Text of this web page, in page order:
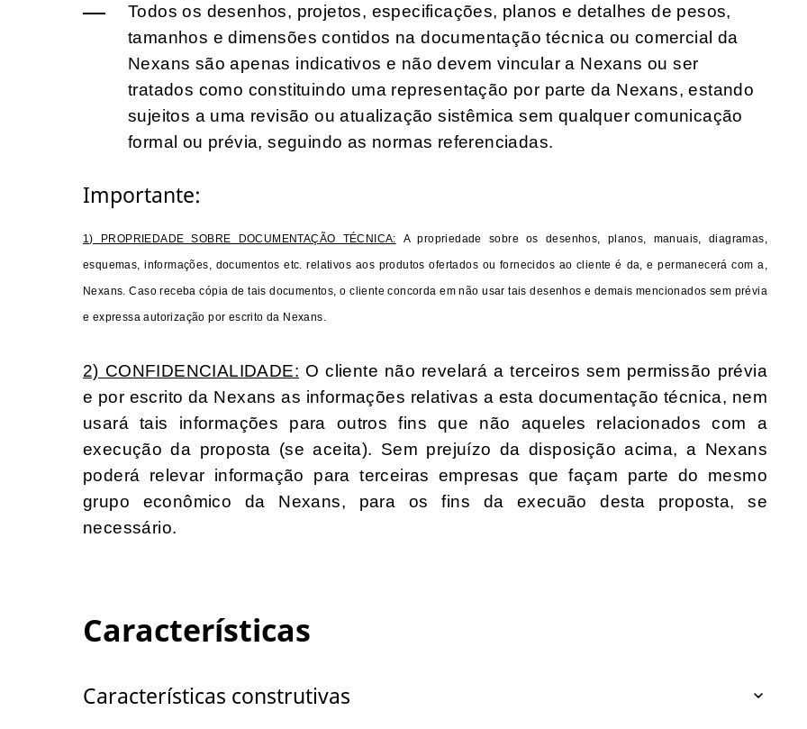
Todos os desenhos, projetos, especificações, planos e detalhes de pesos,
tamanhos e dimensões contidos na documentação técnica ou comercial da
Nexans são apenas indicativos e não devem vincular a Nexans ou ser
tratados como constituindo uma representação por parte da Nexans, estando
sujeitos a uma revisão ou atualização sistêmica sem qualquer comunicação
formal ou prévia, seguindo as normas referenciadas.
Importante:
1) PROPRIEDADE SOBRE DOCUMENTAÇÃO TÉCNICA: A propriedade sobre os desenhos, planos, manuais, diagramas,
esquemas, informações, documentos etc. relativos aos produtos ofertados ou fornecidos ao cliente é da, e permanecerá com a,
Nexans. Caso receba cópia de tais documentos, o cliente concorda em não usar tais desenhos e demais mencionados sem prévia
e expressa autorização por escrito da Nexans.
2) CONFIDENCIALIDADE: O cliente não revelará a terceiros sem permissão prévia
e por escrito da Nexans as informações relativas a esta documentação técnica, nem
usará tais informações para outros fins que não aqueles relacionados com a
execução da proposta (se aceita). Sem prejuízo da disposição acima, a Nexans
poderá relevar informação para terceiras empresas que façam parte do mesmo
grupo econômico da Nexans, para os fins da execuão desta proposta, se
necessário.
Características
Características construtivas